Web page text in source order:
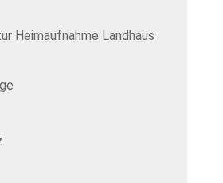
Heimaufnahme Landhaus